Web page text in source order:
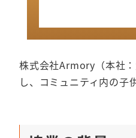
株式会社Armory（本社
し、コミュニティ内の子